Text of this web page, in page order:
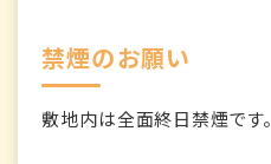
禁煙のお願い
敷地内は全面終日禁煙です。